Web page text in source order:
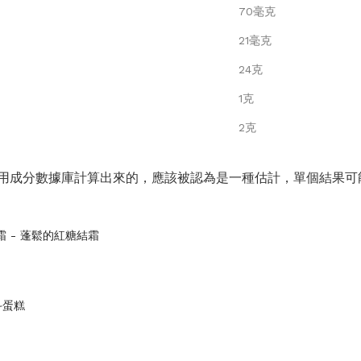
70毫克
21毫克
24克
1克
2克
成分數據庫計算出來的，應該被認為是一種估計，單個結果
- 蓬鬆的紅糖結霜
蛋糕